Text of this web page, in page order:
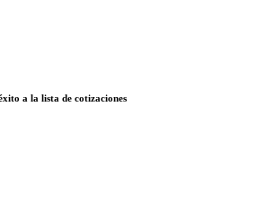
a la lista de cotizaciones